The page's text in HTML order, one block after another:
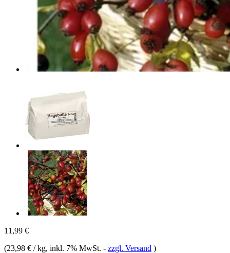
11,99 €
(23,98 € / kg, inkl. 7% MwSt. - zzgl. Versand )